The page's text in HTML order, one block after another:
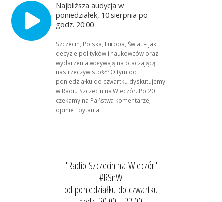
Najbliższa audycja w
poniedziałek, 10 sierpnia po
godz. 20:00
Szczecin, Polska, Europa, Świat – jak
decyzje polityków i naukowców oraz
wydarzenia wpływają na otaczającą
nas rzeczywistość? O tym od
poniedziałku do czwartku dyskutujemy
w Radiu Szczecin na Wieczór. Po 20
czekamy na Państwa komentarze,
opinie i pytania.
"Radio Szczecin na Wieczór"
#RSnW
od poniedziałku do czwartku